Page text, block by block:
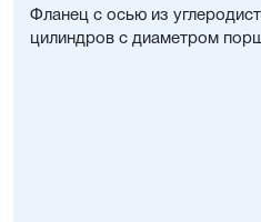
Фланец с осью из
цилиндров с диаметром